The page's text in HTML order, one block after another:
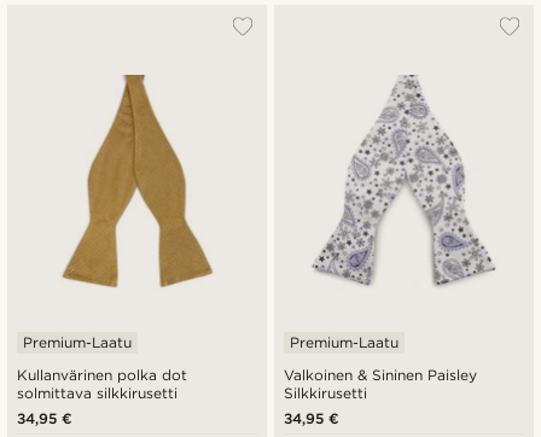
Kullanvärinen polka dot
solmittava silkkirusetti
Premium-Laatu
34,95 €
Valkoinen & Sininen Paisley
Silkkirusetti
Premium-Laatu
34,95 €